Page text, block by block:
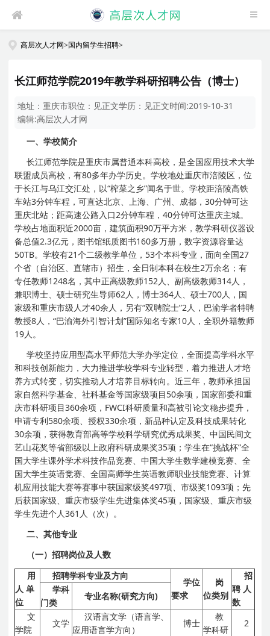
高层次人才网>国内留学生招聘>
长江师范学院2019年教学科研招聘公告（博士）
地址：重庆市职位： 见正文学历： 见正文时间:2019-10-31
编辑:高层次人才网
一、学校简介
长江师范学院是重庆市属普通本科高校，是全国应用技术大学
联盟成员高校，有80多年办学历史。学校地处重庆市涪陵区，位
于长江与乌江交汇处，以“榨菜之乡”闻名于世。学校距涪陵高铁
车站3分钟车程，可直达北京、上海、广州、成都，30分钟可达
重庆北站；距高速公路入口2分钟车程，40分钟可达重庆主城。
学校占地面积近2000亩，建筑面积90万平方米，教学科研仪器设
备总值2.3亿元，图书馆纸质图书160多万册，数字资源容量达
50TB。学校有21个二级教学单位，53个本科专业，面向全国27
个省（自治区、直辖市）招生，全日制本科在校生2万余名；有
专任教师1248名，其中正高级教师152人、副高级教师314人，
兼职博士、硕士研究生导师62人，博士364人、硕士700人，国
家级和重庆市级人才40余人，另有“双聘院士”2人，巴渝学者特聘
教授8人，“巴渝海外引智计划”国际知名专家10人，全职外籍教师
19人。
学校坚持应用型高水平师范大学办学定位，全面提高学科水平
和科技创新能力，大力推进学校学科专业转型，着力推进人才培
养方式转变，切实推动人才培养目标转向。近三年，教师承担国
家自然科学基金、社科基金等国家级项目50余项，国家部委和重
庆市科研项目360余项，FWCI科研质量和高被引论文稳步提升，
申请专利580余项、授权330余项，新品种认定及科技成果转化
30余项，获得教育部高等学校科学研究优秀成果奖、中国民间文
艺山花奖等省部级以上政府科研成果奖35项；学生在“挑战杯”全
国大学生课外学术科技作品竞赛、中国大学生数学建模竞赛、全
国大学生英语竞赛、全国高师学生英语教师职业技能竞赛、计算
机应用技能大赛等赛事中获国家级奖497项、市级奖1093项；先
后获国家级、重庆市级学生先进集体奖45项，国家级、重庆市级
学生先进个人361人（次）。
二、其他专业
（一）招聘岗位及人数
用
人 单
位
招聘学科专业及方向
学位
要求
岗
位类别
招
聘 人
数
学科
门类
专业名称(研究方向)
文
学院
文学
汉语言文学（语言学、
应用语言学方向）
博士
教
学科研
2